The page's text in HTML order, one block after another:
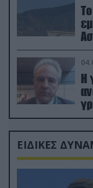
Η
ΕΙΔΙΚΕΣ